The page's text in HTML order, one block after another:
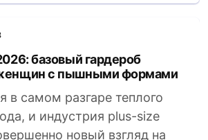
с пышными формами
в самом разгаре теплого
и индустрия plus-size
новый взгляд на